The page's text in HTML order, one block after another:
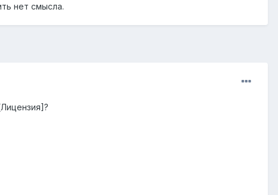
нет смысла.